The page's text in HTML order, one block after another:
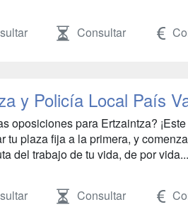
Consultar
y Policía Local País
oposiciones para Ertzaintza?
tu plaza fija a la primera, y
del trabajo de tu vida, de por
Consultar